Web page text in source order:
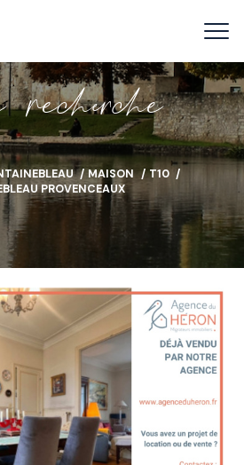
recece
MAISON
T10
PROVENCEAUX